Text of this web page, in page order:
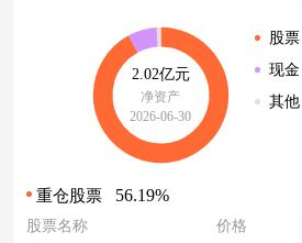
2.02亿元
净资产
2026-06-30
股票
现金
其他
重仓股票 56.19%
股票名称
价格